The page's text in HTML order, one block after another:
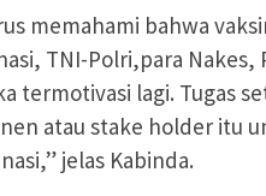
memahami bahwa
TNI-Polri,para Nakes,
termotivasi lagi. Tugas
atau stake holder itu
jelas Kabinda.